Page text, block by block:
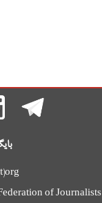
of Journalists